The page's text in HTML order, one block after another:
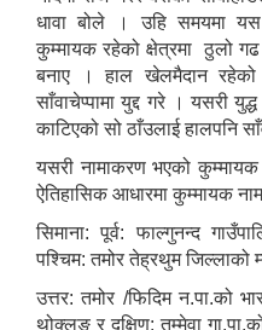
धावा बोले । उहि समयमा यस
कुम्मायक रहेको क्षेत्रमा ठुलो
बनाए । हाल खेलमैदान रहेको
साँवाचेप्पामा युद्द गरे । यसरी
काटिएको सो ठाँउलाई हालपनि
यसरी नामाकरण भएको
ऐतिहासिक आधारमा कुम्मायक
सिमाना: पूर्व: फाल्गुनन्द
पश्चिम: तमोर तेह्रथुम जिल्लाको
उत्तर: तमोर /फिदिम न.पा.को
थोक्लुङ र दक्षिण: तुम्मेवा